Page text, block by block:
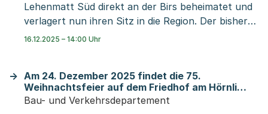
Verbindung zwischen dem Bahnhof Basel SBB und
dem Badischen Bahnhof zwingend für einen
grundlegenden Ausbau des trinationalen S-Bahn-
Knoten Basel. Die Region fokussiert deshalb auf
eine reine Durchmesserlinie zwischen den grossen
Basler Bahnhöfen – eine kurze Neubaustrecke mit
Lehenmatt Süd direkt an der Birs beheimatet und
verlagert nun ihren Sitz in die Region. Der bisher
geschlossene Firmenstandort soll nach dem
transformiert werden. Der Regierungsrat hat den
entsprechenden Bebauungsplan verabschiedet.
Das Geschäft geht nun an den Grossen Rat.
16.12.2025 – 14:00 Uhr
Am 24. Dezember 2025 findet die 75.
Weihnachtsfeier auf dem Friedhof am Hörnli
statt
Bau- und Verkehrsdepartement